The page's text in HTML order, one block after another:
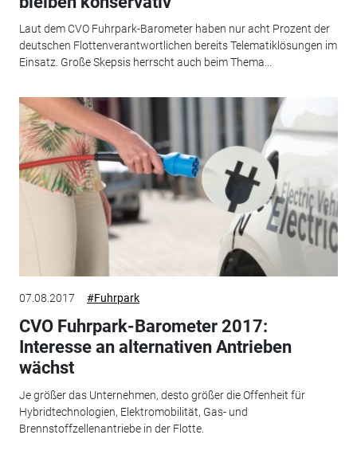
Laut dem CVO Fuhrpark-Barometer haben nur acht Prozent der
deutschen Flottenverantwortlichen bereits Telematiklösungen im
Einsatz. Große Skepsis herrscht auch beim Thema...
07.08.2017 #Fuhrpark
CVO Fuhrpark-Barometer 2017:
Interesse an alternativen Antrieben
wächst
Je größer das Unternehmen, desto größer die Offenheit für
Hybridtechnologien, Elektromobilität, Gas- und
Brennstoffzellenantriebe in der Flotte.